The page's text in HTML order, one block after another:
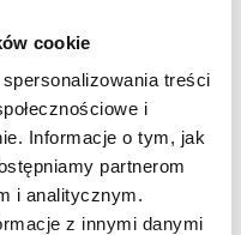
cookie
treści
i
Informacje o tym, jak
partnerom
i analitycznym.
z innymi danymi
,HR
how, pigułki